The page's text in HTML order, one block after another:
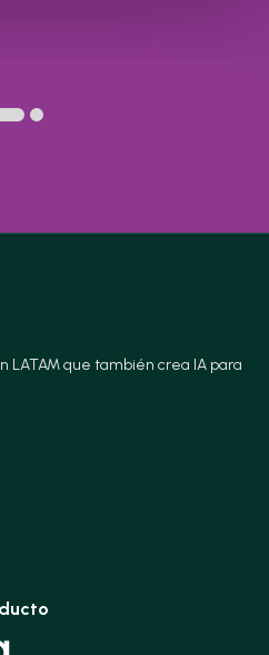
LATAM que también crea IA para